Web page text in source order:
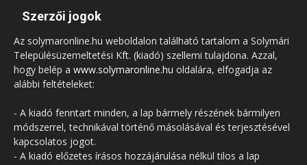
Szerzői jogok
Az solymaronline.hu weboldalon található tartalom a Solymári
Településüzemeltetési Kft. (kiadó) szellemi tulajdona. Azzal,
hogy belép a www.solymaronline.hu oldalára, elfogadja az
alábbi feltételeket:
- A kiadó fenntart minden, a lap bármely részének bármilyen
módszerrel, technikával történő másolásával és terjesztésével
kapcsolatos jogot.
- A kiadó előzetes írásos hozzájárulása nélkül tilos a lap